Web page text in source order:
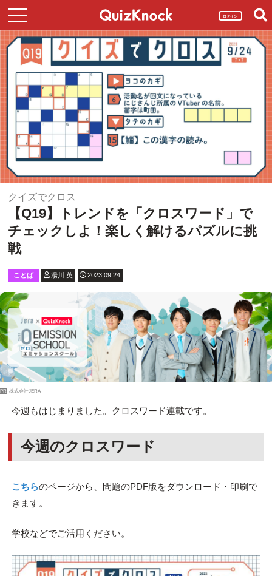
ログイン
クイズでクロス
【Q19】トレンドを「クロスワード」で
チェックしよ！楽しく解けるパズルに挑
戦
ことば 湯川 英 2023.09.24
PR 株式会社JERA
今週もはじまりました。クロスワード連載です。
今週のクロスワード
こちらのページから、問題のPDF版をダウンロード・印刷で
きます。
学校などでご活用ください。